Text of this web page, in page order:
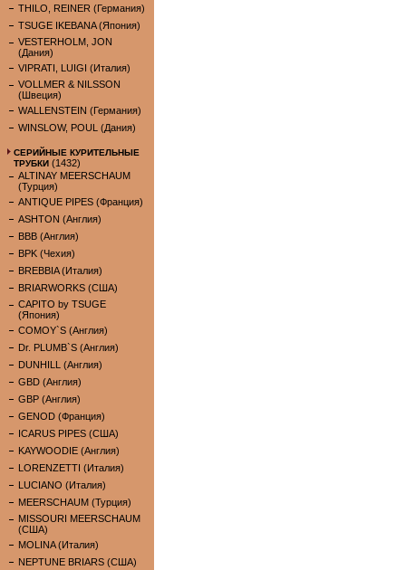
THILO, REINER (Германия)
TSUGE IKEBANA (Япония)
VESTERHOLM, JON
(Дания)
VIPRATI, LUIGI (Италия)
VOLLMER & NILSSON
(Швеция)
WALLENSTEIN (Германия)
WINSLOW, POUL (Дания)
СЕРИЙНЫЕ КУРИТЕЛЬНЫЕ
ТРУБКИ (1432)
ALTINAY MEERSCHAUM
(Турция)
ANTIQUE PIPES (Франция)
ASHTON (Англия)
BBB (Англия)
BPK (Чехия)
BREBBIA (Италия)
BRIARWORKS (США)
CAPITO by TSUGE
(Япония)
COMOY`S (Англия)
Dr. PLUMB`S (Англия)
DUNHILL (Англия)
GBD (Англия)
GBP (Англия)
GENOD (Франция)
ICARUS PIPES (США)
KAYWOODIE (Англия)
LORENZETTI (Италия)
LUCIANO (Италия)
MEERSCHAUM (Турция)
MISSOURI MEERSCHAUM
(США)
MOLINA (Италия)
NEPTUNE BRIARS (США)